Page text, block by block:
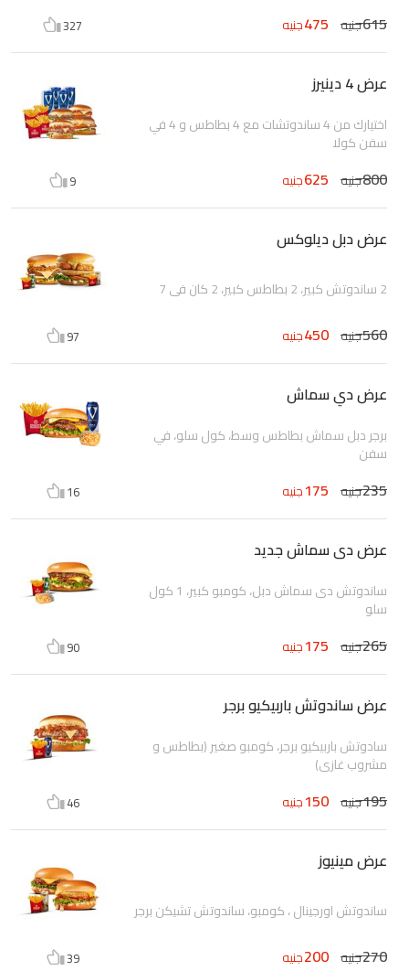
615جنيه 475جنيه 327
عرض 4 دينيرز
اختيارك من 4 ساندوتشات مع 4 بطاطس و 4 في
سفن كولا
800جنيه 625جنيه 9
عرض دبل ديلوكس
2 ساندوتش كبير، 2 بطاطس كبير، 2 كان في 7
560جنيه 450جنيه 97
عرض دي سماش
برجر دبل سماش بطاطس وسط، كول سلو، في
سفن
235جنيه 175جنيه 16
عرض دى سماش جديد
ساندوتش دى سماش دبل، كومبو كبير، 1 كول
سلو
265جنيه 175جنيه 90
عرض ساندوتش باربيكيو برجر
سادوتش باربيكيو برجر، كومبو صغير (بطاطس و
مشروب غازي)
195جنيه 150جنيه 46
عرض مينيوز
ساندوتش اورجينال ، كومبو، ساندوتش تشيكن برجر
270جنيه 200جنيه 39